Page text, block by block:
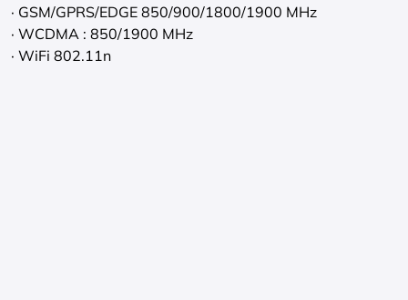
· GSM/GPRS/EDGE 850/900/1800/1900 MHz
· WCDMA : 850/1900 MHz
· WiFi 802.11n